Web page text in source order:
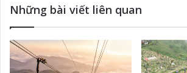
Những bài viết liên quan